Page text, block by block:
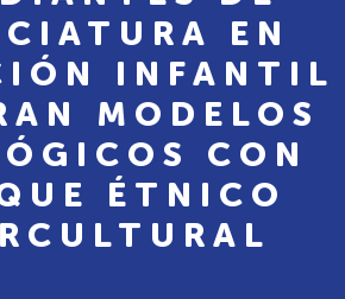
EN
INFANTIL
MODELOS
CON
ÉTNICO